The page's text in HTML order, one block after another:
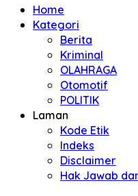
Home
Kategori
Berita
Kriminal
OLAHRAGA
Otomotif
POLITIK
Laman
Kode Etik
Indeks
Disclaimer
Hak Jawab